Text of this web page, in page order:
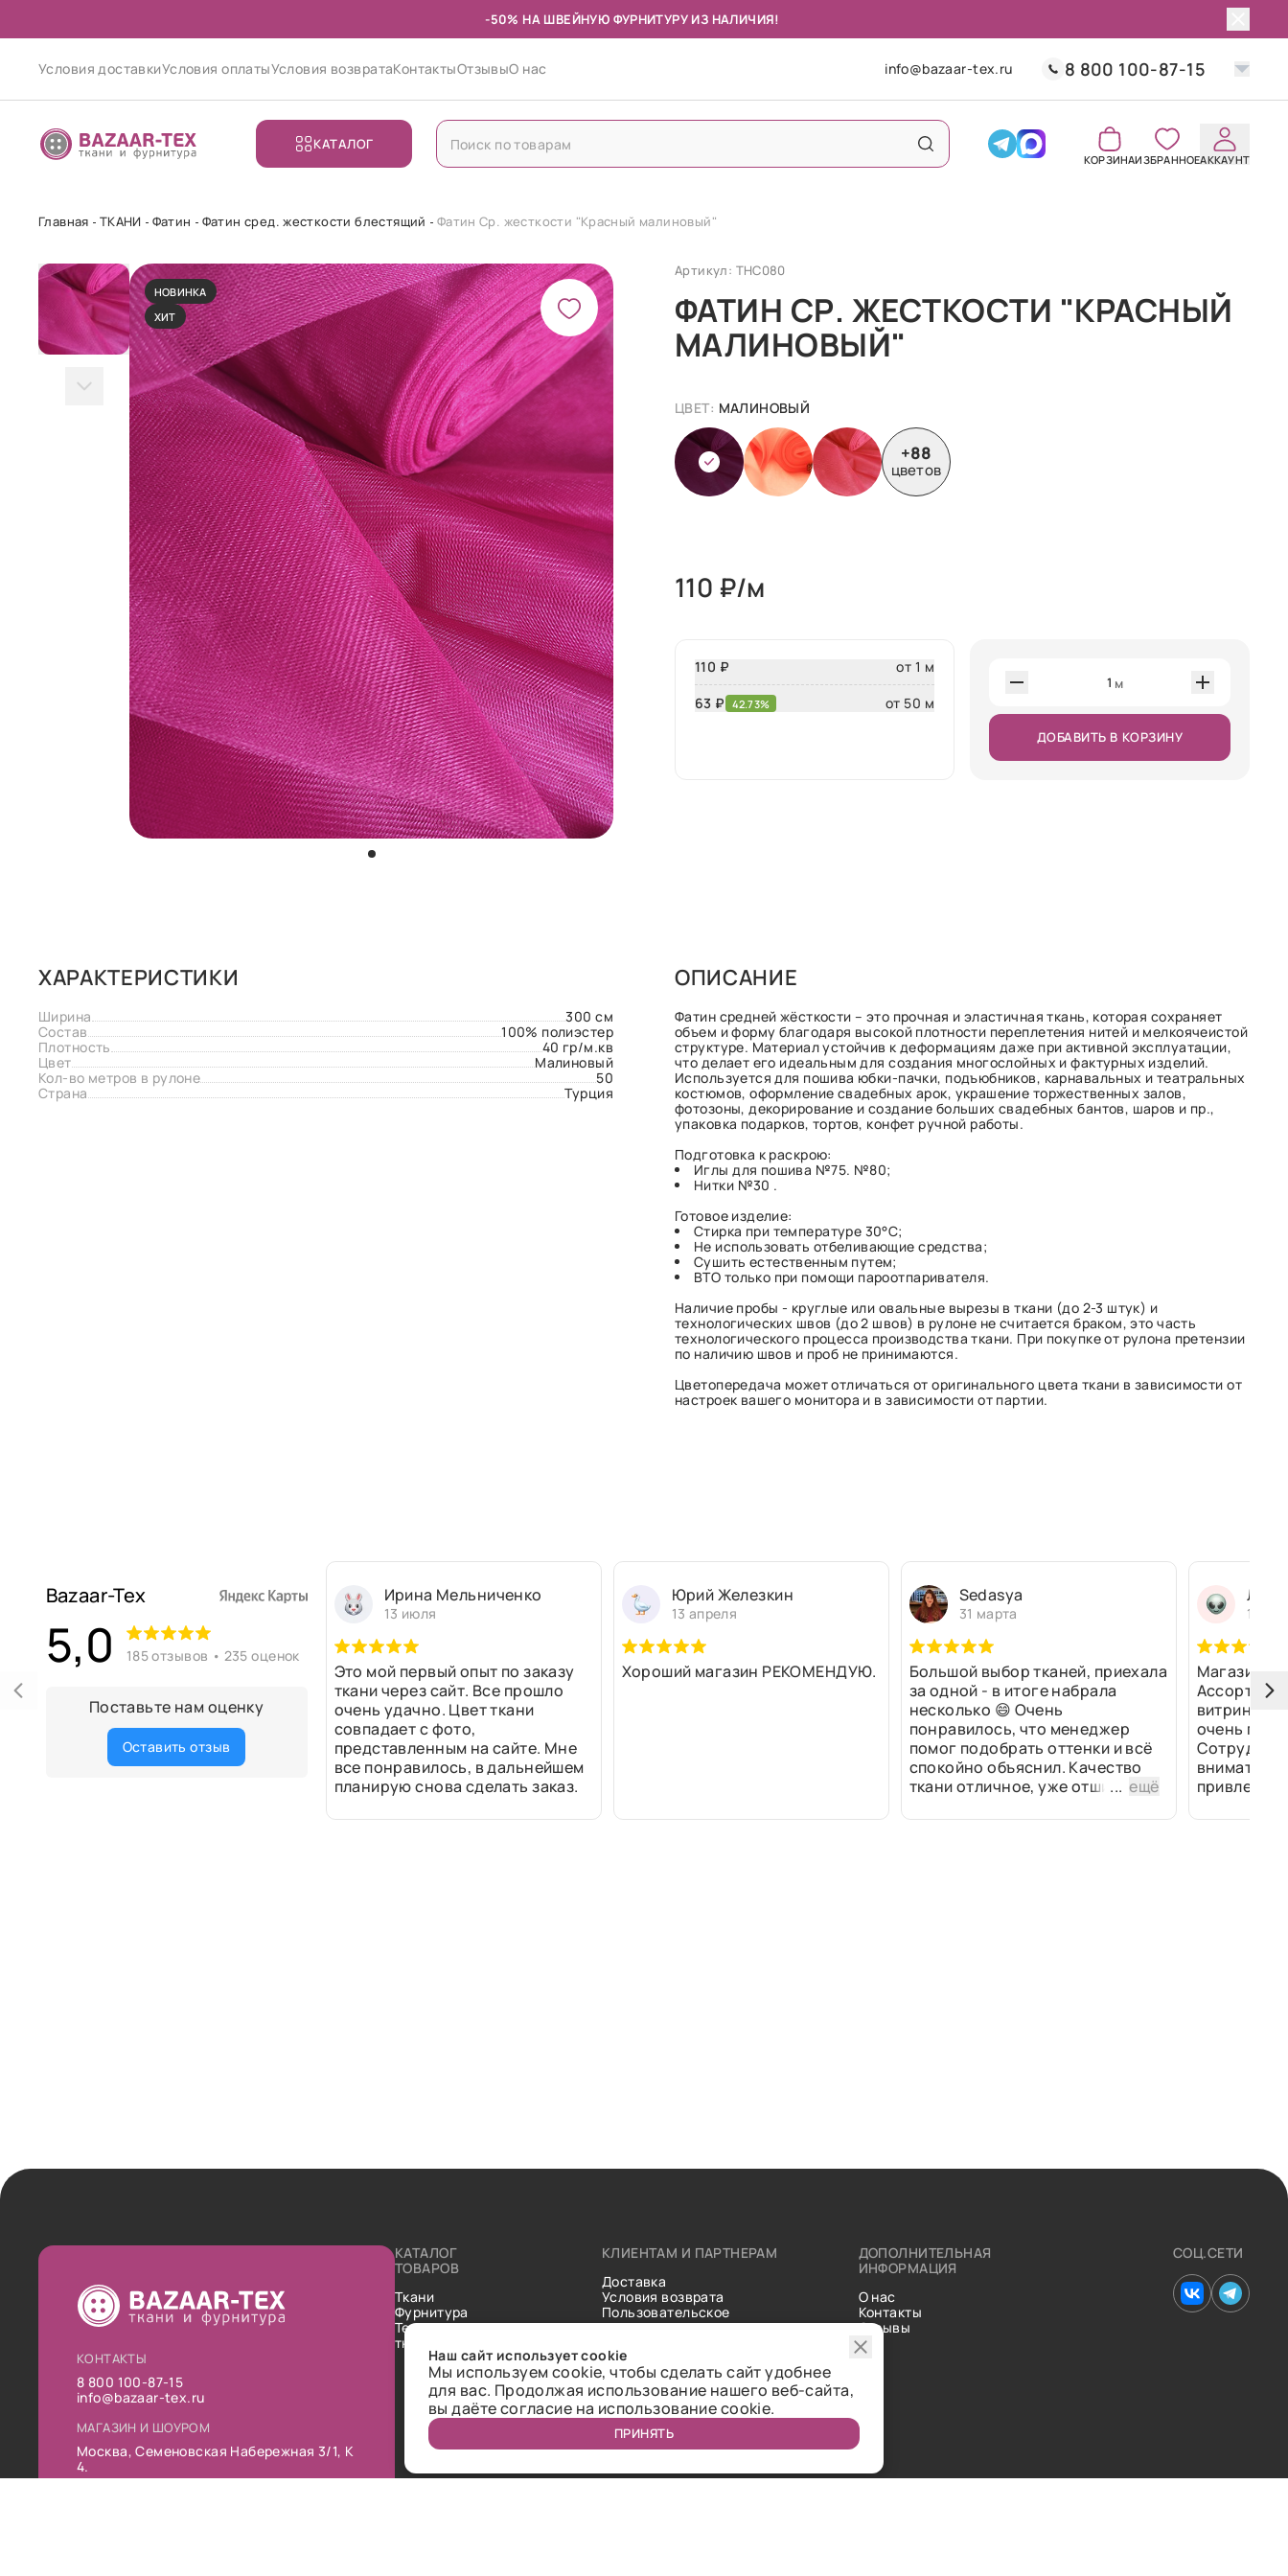
-50% НА ШВЕЙНУЮ ФУРНИТУРУ ИЗ НАЛИЧИЯ!
Условия доставкиУсловия оплатыУсловия возвратаКонтактыОтзывыО нас info@bazaar-tex.ru 8 800 100-87-15
КАТАЛОГ
КОРЗИНАИЗБРАННОЕАККАУНТ
Главная ТКАНИ Фатин Фатин сред. жесткости блестящий Фатин Ср. жесткости "Красный малиновый"
НОВИНКА
ХИТ
Артикул: ТНС080
ФАТИН СР. ЖЕСТКОСТИ "КРАСНЫЙ
МАЛИНОВЫЙ"
ЦВЕТ: МАЛИНОВЫЙ
+88
цветов
110 ₽/м
110 ₽
от 1 м
63 ₽ 42.73% от 50 м
1 м
ДОБАВИТЬ В КОРЗИНУ
ХАРАКТЕРИСТИКИ
Ширина
300 см
Состав
100% полиэстер
Плотность
40 гр/м.кв
Цвет
Малиновый
Кол-во метров в рулоне
50
Страна
Турция
ОПИСАНИЕ
Фатин средней жёсткости – это прочная и эластичная ткань, которая сохраняет
объем и форму благодаря высокой плотности переплетения нитей и мелкоячеистой
структуре. Материал устойчив к деформациям даже при активной эксплуатации,
что делает его идеальным для создания многослойных и фактурных изделий.
Используется для пошива юбки-пачки, подъюбников, карнавальных и театральных
костюмов, оформление свадебных арок, украшение торжественных залов,
фотозоны, декорирование и создание больших свадебных бантов, шаров и пр.,
упаковка подарков, тортов, конфет ручной работы.
Подготовка к раскрою:
Иглы для пошива №75. №80;
Нитки №30 .
Готовое изделие:
Стирка при температуре 30°С;
Не использовать отбеливающие средства;
Сушить естественным путем;
ВТО только при помощи пароотпаривателя.
Наличие пробы - круглые или овальные вырезы в ткани (до 2-3 штук) и
технологических швов (до 2 швов) в рулоне не считается браком, это часть
технологического процесса производства ткани. При покупке от рулона претензии
по наличию швов и проб не принимаются.
Цветопередача может отличаться от оригинального цвета ткани в зависимости от
настроек вашего монитора и в зависимости от партии.
Bazaar-Tex
5,0 185 отзывов • 235 оценок
Поставьте нам оценку
Оставить отзыв
Ирина Мельниченко
13 июля
Это мой первый опыт по заказу
ткани через сайт. Все прошло
очень удачно. Цвет ткани
совпадает с фото,
представленным на сайте. Мне
все понравилось, в дальнейшем
планирую снова сделать заказ.
Юрий Железкин
13 апреля
Хороший магазин РЕКОМЕНДУЮ.
Sedasya
31 марта
Большой выбор тканей, приехала
за одной - в итоге набрала
несколько 😄 Очень
понравилось, что менеджер
помог подобрать оттенки и всё
спокойно объяснил. Качество
ткани отличное, уже отшили...ещё
13
Магазин
витринах
очень
привлек
рулоны
КОНТАКТЫ
8 800 100-87-15
info@bazaar-tex.ru
МАГАЗИН И ШОУРОМ
Москва, Семеновская Набережная 3/1, К
4.
КАТАЛОГ
ТОВАРОВ
Ткани
Фурнитура
Технические
ткани
КЛИЕНТАМ И ПАРТНЕРАМ
Доставка
Условия возврата
Пользовательское
соглашение
Статьи
ДОПОЛНИТЕЛЬНАЯ
ИНФОРМАЦИЯ
О нас
Контакты
Отзывы
СОЦ.СЕТИ
Наш сайт использует cookie
Мы используем cookie, чтобы сделать сайт удобнее
для вас. Продолжая использование нашего веб-сайта,
вы даёте согласие на использование cookie.
ПРИНЯТЬ